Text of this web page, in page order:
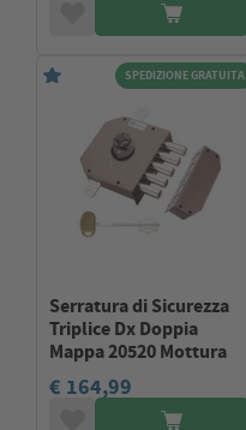
SPEDIZIONE GRATUITA
Serratura di Sicurezza
Triplice Dx Doppia
Mappa 20520 Mottura
€ 164,99